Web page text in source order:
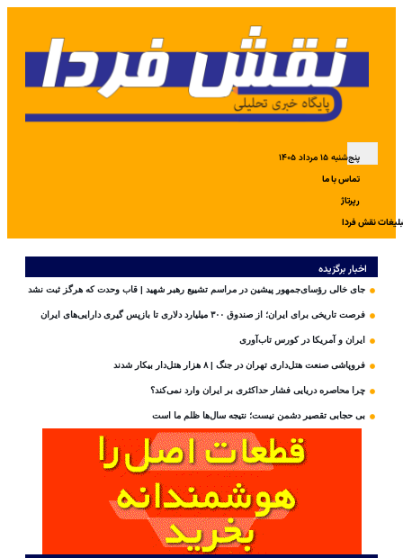
پنج‌شنبه ۱۵ مرداد ۱۴۰۵
تماس با ما
رپرتاژ
نقش فردا
اخبار برگزیده
جای خالی رؤسای‌جمهور پیشین در مراسم تشییع رهبر شهید | قاب وحدت که هرگز ثبت نشد
فرصت تاریخی برای ایران؛ از صندوق ۳۰۰ میلیارد دلاری تا بازپس گیری دارایی‌های ایران
ایران و آمریکا در کورس تاب‌آوری
فروپاشی صنعت هتل‌داری تهران در جنگ | ۸ هزار هتل‌دار بیکار شدند
چرا محاصره دریایی فشار حداکثری بر ایران وارد نمی‌کند؟
بی‌ حجابی تقصیر دشمن نیست؛ نتیجه سال‌ها ظلم ما است